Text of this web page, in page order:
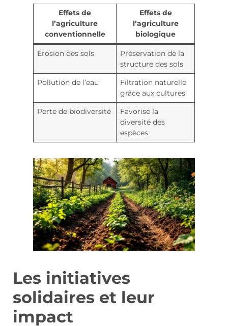
Effets de
l’agriculture
conventionnelle
Effets de
l’agriculture
biologique
Érosion des sols
Préservation de la
structure des sols
Pollution de l’eau
Filtration naturelle
grâce aux cultures
Perte de biodiversité
Favorise la
diversité des
espèces
Les initiatives
solidaires et leur
impact